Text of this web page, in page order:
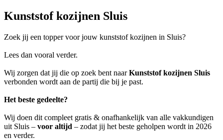
Kunststof kozijnen Sluis
Zoek jij een topper voor jouw kunststof kozijnen in Sluis?
Lees dan vooral verder.
Wij zorgen dat jij die op zoek bent naarKunststof kozijnen Sluis
verbonden wordt aan de partij die bij je past.
Het beste gedeelte?
Wij doen dit compleet gratis & onafhankelijk van alle vakkundigen
uit Sluis – voor altijd – zodat jij het beste geholpen wordt in 2026
en verder.